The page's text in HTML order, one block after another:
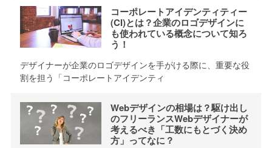
コーポレートアイデンティティー
(CI)とは？企業のロゴデザインに
も使われている概念について知ろ
う！
デザイナーが企業のロゴデザインを手がける際に、重要な役
割を担う「コーポレートアイデンティ
Webデザインの相場は？駆け出し
のフリーランスWebデザイナーが
考えるべき「工数にもとづく決め
方」ってなに？